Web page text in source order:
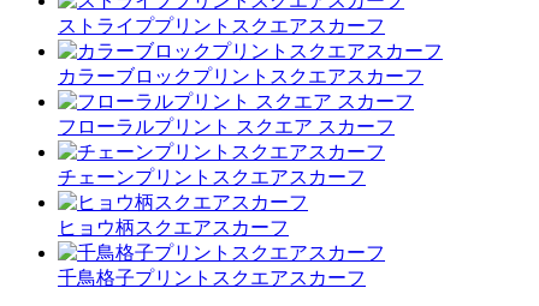
ストライププリントスクエアスカーフ
カラーブロックプリントスクエアスカーフ
フローラルプリント スクエア スカーフ
チェーンプリントスクエアスカーフ
ヒョウ柄スクエアスカーフ
千鳥格子プリントスクエアスカーフ